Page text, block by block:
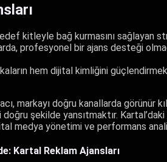
kitleyle bağ kurmasını
profesyonel bir ajans desteği
hem dijital kimliğini
markayı doğru kanallarda
şekilde yansıtmaktır.
medya yönetimi ve performans
Kartal Reklam Ajansları